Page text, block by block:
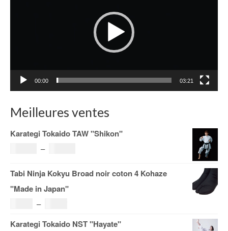
00:00 03:21
Meilleures ventes
Karategi Tokaido TAW "Shikon"
–
prix :
185.00€
Tabi Ninja Kokyu Broad noir coton 4 Kohaze
"Made in Japan"
–
de
Karategi Tokaido NST "Hayate"